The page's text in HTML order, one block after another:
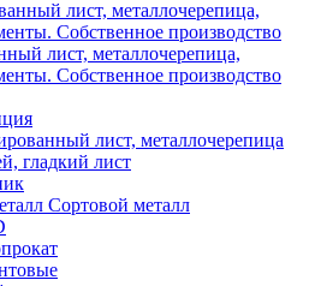
лист, металлочерепица,
Собственное производство
лист, металлочерепица
гладкий лист
Сортовой металл